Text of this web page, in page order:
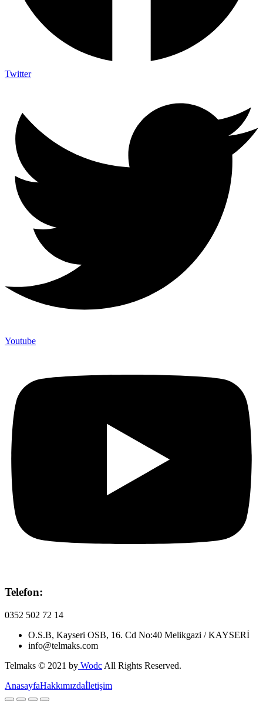
Twitter
Youtube
Telefon:
0352 502 72 14
O.S.B, Kayseri OSB, 16. Cd No:40 Melikgazi / KAYSERİ
info@telmaks.com
Telmaks © 2021 by Wodc All Rights Reserved.
AnasayfaHakkımızdaİletişim